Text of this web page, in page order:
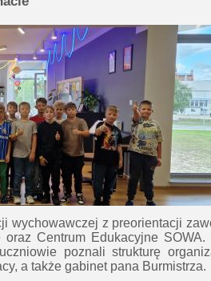
wychowawczej z preorientacji
Centrum Edukacyjne
poznali strukturę
a także gabinet pana Burmistrza.